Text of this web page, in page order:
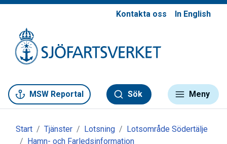
Kontakta oss In English
MSW Reportal Sök Meny
Start Tjänster Lotsning
Lotsområde Södertälje
Hamn- och Farledsinformation